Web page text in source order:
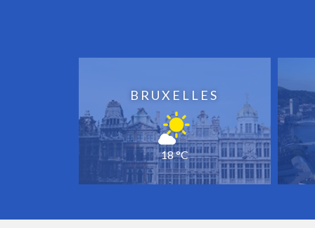
BRUXELLES
18 °C